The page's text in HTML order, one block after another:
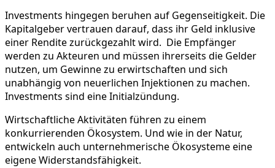
Investments hingegen beruhen auf Gegenseitigkeit. Die
Kapitalgeber vertrauen darauf, dass ihr Geld inklusive
einer Rendite zurückgezahlt wird. Die Empfänger
werden zu Akteuren und müssen ihrerseits die Gelder
nutzen, um Gewinne zu erwirtschaften und sich
unabhängig von neuerlichen Injektionen zu machen.
Investments sind eine Initialzündung.
Wirtschaftliche Aktivitäten führen zu einem
konkurrierenden Ökosystem. Und wie in der Natur,
entwickeln auch unternehmerische Ökosysteme eine
eigene Widerstandsfähigkeit.